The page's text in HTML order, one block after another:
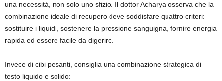
una necessità, non solo uno sfizio. Il dottor Acharya osserva che la
combinazione ideale di recupero deve soddisfare quattro criteri:
sostituire i liquidi, sostenere la pressione sanguigna, fornire energia
rapida ed essere facile da digerire.
Invece di cibi pesanti, consiglia una combinazione strategica di
testo liquido e solido: